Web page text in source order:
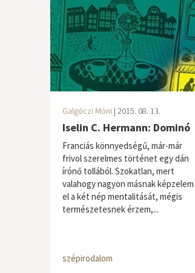
Galgóczi Móni | 2015. 08. 13.
Iselin C. Hermann: Dominó
Franciás könnyedségű, már-már
frivol szerelmes történet egy dán
írónő tollából. Szokatlan, mert
valahogy nagyon másnak képzelem
el a két nép mentalitását, mégis
természetesnek érzem,...
szépirodalom